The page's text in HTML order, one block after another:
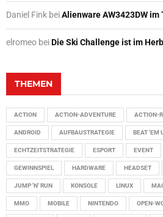
Daniel Fink beiAlienware AW3423DW
elromeo beiDie Ski Challenge ist im
THEMEN
ACTION ACTION-ADVENTURE ACTION-
ANDROID AUFBAUSTRATEGIE BEAT 'EM
ECHTZEITSTRATEGIE ESPORT EVENT
GEWINNSPIEL HARDWARE HEADSET
JUMP 'N' RUN KONSOLE LINUX
MMO MOBILE NINTENDO OPEN-